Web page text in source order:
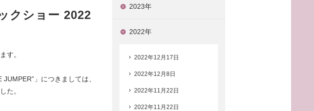
クショー 2022
す。
」につきましては、
た。
2023年
2022年
2022年12月17日
2022年12月8日
2022年11月22日
2022年11月22日